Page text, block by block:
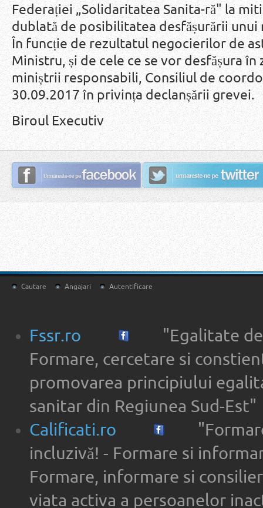
Federației „Solidaritatea Sanita-ră" la
dublată de posibilitatea desfășurării unui
În funcție de rezultatul negocierilor de
Ministru, și de cele ce se vor desfășura
miniștrii responsabili, Consiliul de
30.09.2017 în privința declanșării grevei.
Biroul Executiv
Cautare Angajari Autentificare
Fssr.ro
"Egalitate de
Formare, cercetare si
promovarea principiului
sanitar din Regiunea Sud-Est"
Calificati.ro
incluzivă! - Formare si
Formare, informare si
viata activa a persoanelor